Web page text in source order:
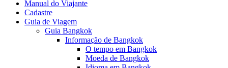
Manual do Viajante
Cadastre
Guia de Viagem
Guia Bangkok
Informação de Bangkok
O tempo em Bangkok
Moeda de Bangkok